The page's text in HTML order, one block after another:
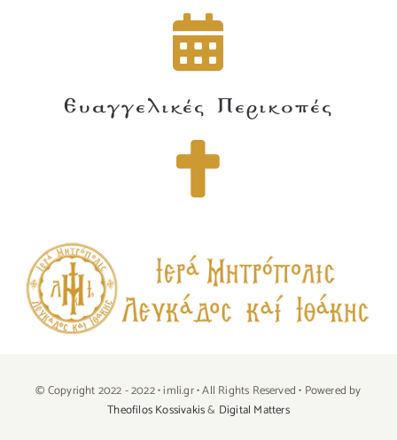
Ευαγγελικές Περικοπές
© Copyright 2022 - 2022 • imli.gr • All Rights Reserved • Powered by
Theofilos Kossivakis& Digital Matters